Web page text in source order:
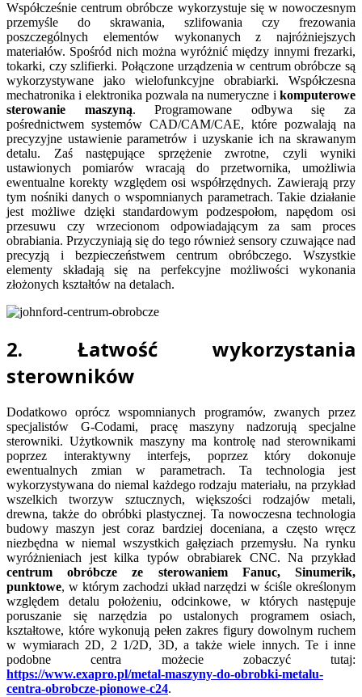
Współcześnie centrum obróbcze wykorzystuje się w nowoczesnym
przemyśle do skrawania, szlifowania czy frezowania
poszczególnych elementów wykonanych z najróżniejszych
materiałów. Spośród nich można wyróżnić między innymi frezarki,
tokarki, czy szlifierki. Połączone urządzenia w centrum obróbcze są
wykorzystywane jako wielofunkcyjne obrabiarki. Współczesna
mechatronika i elektronika pozwala na numeryczne i komputerowe
sterowanie maszyną. Programowane odbywa się za
pośrednictwem systemów CAD/CAM/CAE, które pozwalają na
precyzyjne ustawienie parametrów i uzyskanie ich na skrawanym
detalu. Zaś następujące sprzężenie zwrotne, czyli wyniki
ustawionych pomiarów wracają do przetwornika, umożliwia
ewentualne korekty względem osi współrzędnych. Zawierają przy
tym nośniki danych o wspomnianych parametrach. Takie działanie
jest możliwe dzięki standardowym podzespołom, napędom osi
przesuwu czy wrzecionom odpowiadającym za sam proces
obrabiania. Przyczyniają się do tego również sensory czuwające nad
precyzją i bezpieczeństwem centrum obróbczego. Wszystkie
elementy składają się na perfekcyjne możliwości wykonania
złożonych kształtów na detalach.
2. Łatwość wykorzystania
sterowników
Dodatkowo oprócz wspomnianych programów, zwanych przez
specjalistów G-Codami, pracę maszyny nadzorują specjalne
sterowniki. Użytkownik maszyny ma kontrolę nad sterownikami
poprzez interaktywny interfejs, poprzez który dokonuje
ewentualnych zmian w parametrach. Ta technologia jest
wykorzystywana do niemal każdego rodzaju materiału, na przykład
wszelkich tworzyw sztucznych, większości rodzajów metali,
drewna, także do obróbki plastycznej. Ta nowoczesna technologia
budowy maszyn jest coraz bardziej doceniana, a często wręcz
niezbędna w niemal wszystkich gałęziach przemysłu. Na rynku
wyróżnieniach jest kilka typów obrabiarek CNC. Na przykład
centrum obróbcze ze sterowaniem Fanuc, Sinumerik,
punktowe, w którym zachodzi układ narzędzi w ściśle określonym
względem detalu położeniu, odcinkowe, w których następuje
poruszanie się narzędzia po ustalonych programem osiach,
kształtowe, które wykonują pełen zakres figury dowolnym ruchem
w wymiarach 2D, 2 1/2D, 3D, a także wiele innych. Te i inne
podobne centra możecie zobaczyć tutaj:
https://www.exapro.pl/metal-maszyny-do-obrobki-metalu-
centra-obrobcze-pionowe-c24.